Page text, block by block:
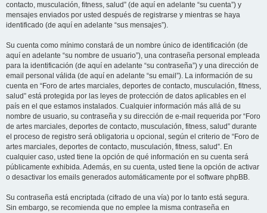
contacto, musculación, fitness, salud” (de aquí en adelante “su cuenta”) y
mensajes enviados por usted después de registrarse y mientras se haya
identificado (de aquí en adelante “sus mensajes”).
Su cuenta como mínimo constará de un nombre único de identificación (de
aquí en adelante “su nombre de usuario”), una contraseña personal empleada
para la identificación (de aquí en adelante “su contraseña”) y una dirección de
email personal válida (de aquí en adelante “su email”). La información de su
cuenta en “Foro de artes marciales, deportes de contacto, musculación, fitness,
salud” está protegida por las leyes de protección de datos aplicables en el
país en el que estamos instalados. Cualquier información más allá de su
nombre de usuario, su contraseña y su dirección de e-mail requerida por “Foro
de artes marciales, deportes de contacto, musculación, fitness, salud” durante
el proceso de registro será obligatoria u opcional, según el criterio de “Foro de
artes marciales, deportes de contacto, musculación, fitness, salud”. En
cualquier caso, usted tiene la opción de qué información en su cuenta será
públicamente exhibida. Además, en su cuenta, usted tiene la opción de activar
o desactivar los emails generados automáticamente por el software phpBB.
Su contraseña está encriptada (cifrado de una vía) por lo tanto está segura.
Sin embargo, se recomienda que no emplee la misma contraseña en